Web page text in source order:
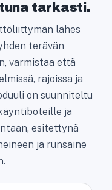
tarkasti.
lähes
terävän
varmistaa että
rajoissa ja
on suunniteltu
ja
esitettynä
ja runsaine